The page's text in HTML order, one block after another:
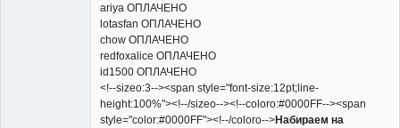
ariya ОПЛАЧЕНО
lotasfan ОПЛАЧЕНО
chow ОПЛАЧЕНО
redfoxalice ОПЛАЧЕНО
id1500 ОПЛАЧЕНО
<!--sizeo:3--><span style="font-size:12pt;line-
height:100%"><!--/sizeo--><!--coloro:#0000FF--><span
style="color:#0000FF"><!--/coloro-->Набираем на